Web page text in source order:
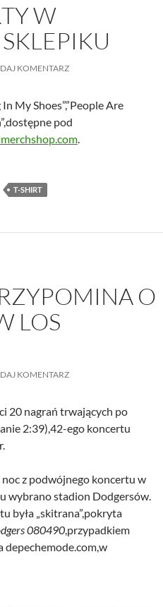
W
KOMENTARZ
My Shoes”,”People Are
pod
.
T-SHIRT
O
LOS
KOMENTARZ
20 nagrań trwających po
2:39),42-ego koncertu
noc z podwójnego koncertu w
wybrano stadion Dodgersów.
była „skitrana”,pokryta
080490,przypadkiem
depechemode.com,w